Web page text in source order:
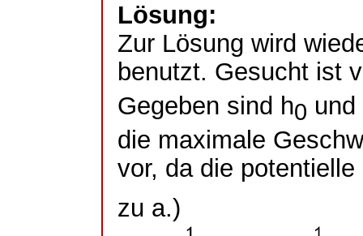
Lösung:
Zur Lösung wird
benutzt. Gesucht ist v
Gegeben sind h0 und
die maximale
vor, da die
zu a.)